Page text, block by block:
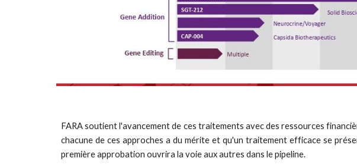
FARA soutient l'avancement de ces traitements avec des ressources
chacune de ces approches a du mérite et qu'un traitement efficace se
première approbation ouvrira la voie aux autres dans le pipeline.